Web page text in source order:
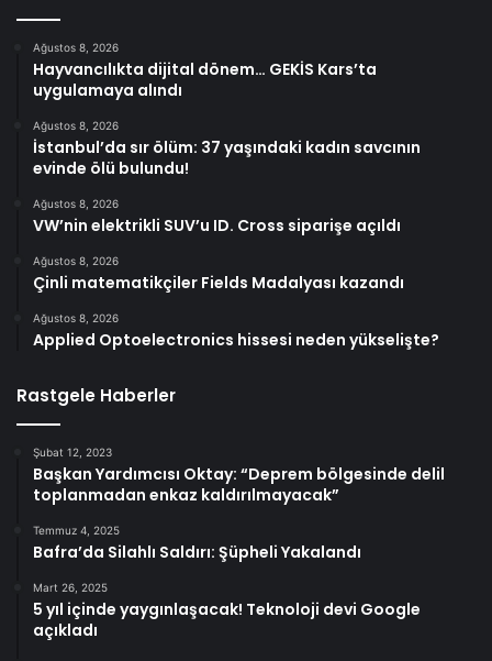
Ağustos 8, 2026
Hayvancılıkta dijital dönem… GEKİS Kars’ta
uygulamaya alındı
Ağustos 8, 2026
İstanbul’da sır ölüm: 37 yaşındaki kadın savcının
evinde ölü bulundu!
Ağustos 8, 2026
VW’nin elektrikli SUV’u ID. Cross siparişe açıldı
Ağustos 8, 2026
Çinli matematikçiler Fields Madalyası kazandı
Ağustos 8, 2026
Applied Optoelectronics hissesi neden yükselişte?
Rastgele Haberler
Şubat 12, 2023
Başkan Yardımcısı Oktay: “Deprem bölgesinde delil
toplanmadan enkaz kaldırılmayacak”
Temmuz 4, 2025
Bafra’da Silahlı Saldırı: Şüpheli Yakalandı
Mart 26, 2025
5 yıl içinde yaygınlaşacak! Teknoloji devi Google
açıkladı